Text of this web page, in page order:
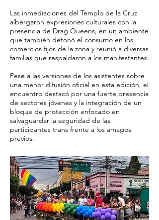
Las inmediaciones del Templo de la Cruz
albergaron expresiones culturales con la
presencia de Drag Queens, en un ambiente
que también detonó el consumo en los
comercios fijos de la zona y reunió a diversas
familias que respaldaron a los manifestantes.
Pese a las versiones de los asistentes sobre
una menor difusión oficial en esta edición, el
encuentro destacó por una fuerte presencia
de sectores jóvenes y la integración de un
bloque de protección enfocado en
salvaguardar la seguridad de las
participantes trans frente a los amagos
previos.